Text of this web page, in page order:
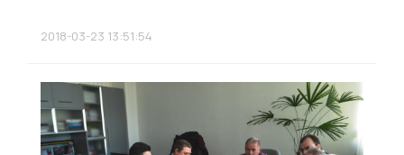
2018-03-23 13:51:54